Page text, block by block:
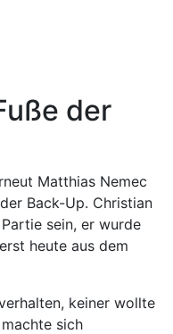
der
Matthias Nemec
Back-Up. Christian
sein, er wurde
heute aus dem
keiner wollte
sich